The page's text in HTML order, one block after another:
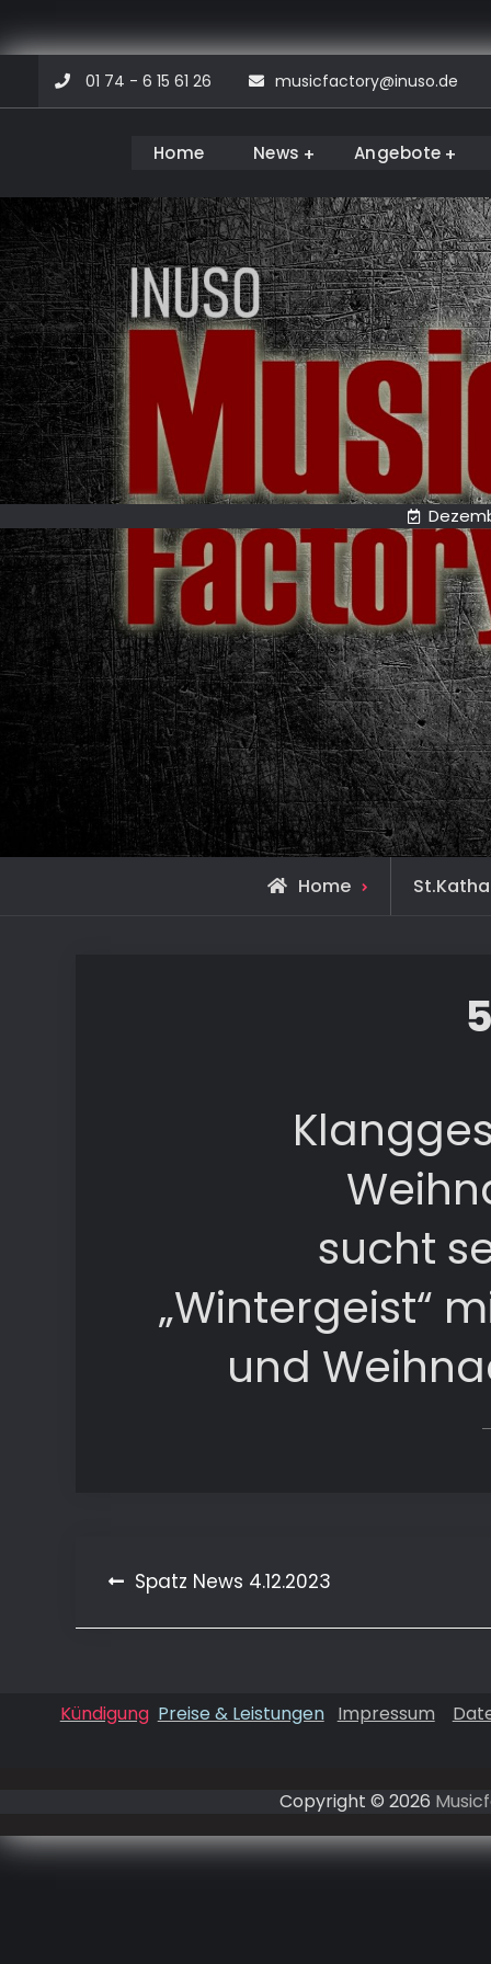
content
01 74 - 6 15 61 26 musicfactory@inuso.de
Musicfactory
Home News Angebote
Home
sucht
„Wintergeist“
und
Beitragsnavigation
Spatz News 4.12.2023
Kündigung Preise & Leistungen Impressum
Copyright © 2026